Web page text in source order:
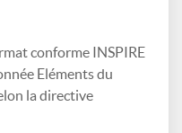
conforme INSPIRE
Eléments du
la directive